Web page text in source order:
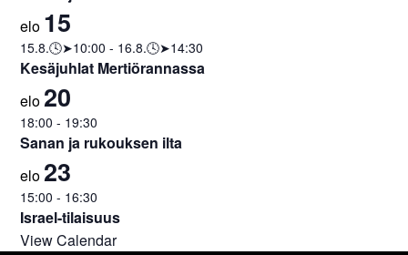
elo 15
15.8.🕓➤10:00 - 16.8.🕓➤14:30
Kesäjuhlat Mertiörannassa
elo20
18:00 - 19:30
Sanan ja rukouksen ilta
elo23
15:00 - 16:30
Israel-tilaisuus
View Calendar